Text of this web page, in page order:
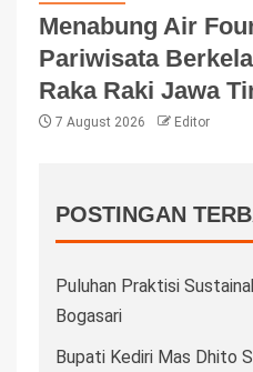
Menabung Air
Pariwisata
Raka Raki Jawa
7 August 2026 Editor
POSTINGAN
Puluhan Praktisi
Bogasari
Bupati Kediri Mas Dhito